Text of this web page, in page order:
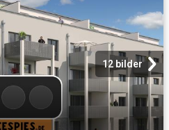
12 bilder